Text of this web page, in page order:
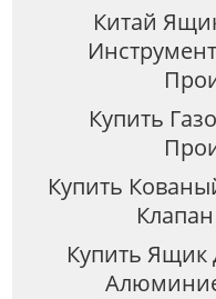
Китай
Купить
Купить
Купить Ящик